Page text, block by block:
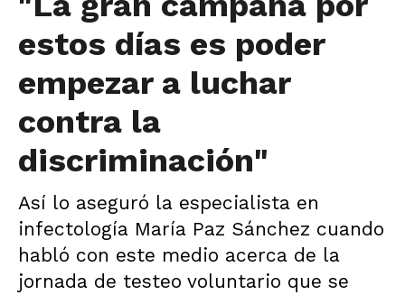
estos días es poder
empezar a luchar
contra la
discriminación"
Así lo aseguró la especialista en
infectología María Paz Sánchez cuando
habló con este medio acerca de la
jornada de testeo voluntario que se